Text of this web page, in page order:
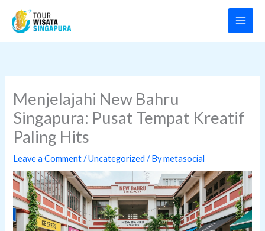
content
Menjelajahi New Bahru
Singapura: Pusat Tempat Kreatif
Paling Hits
Leave a Comment /Uncategorized / Bymetasocial